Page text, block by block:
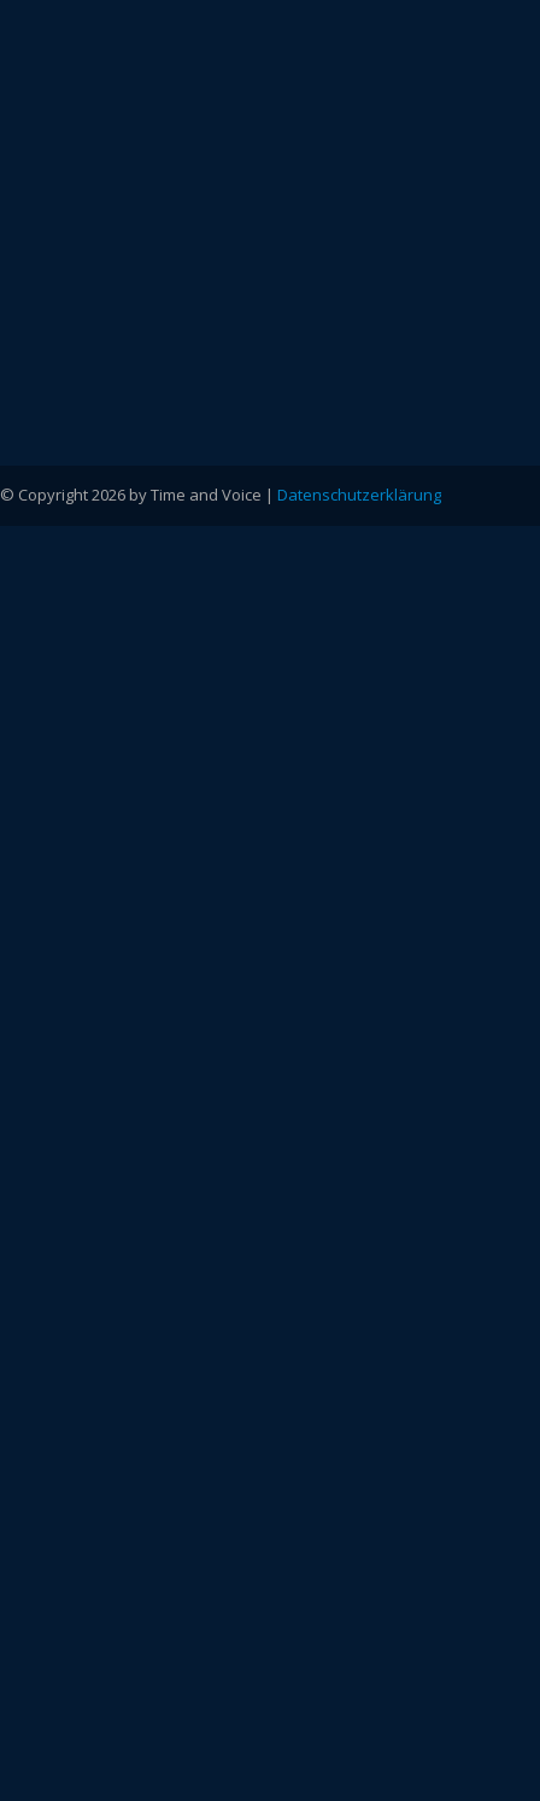
© Copyright 2026 by Time and Voice | Datenschutzerklärung